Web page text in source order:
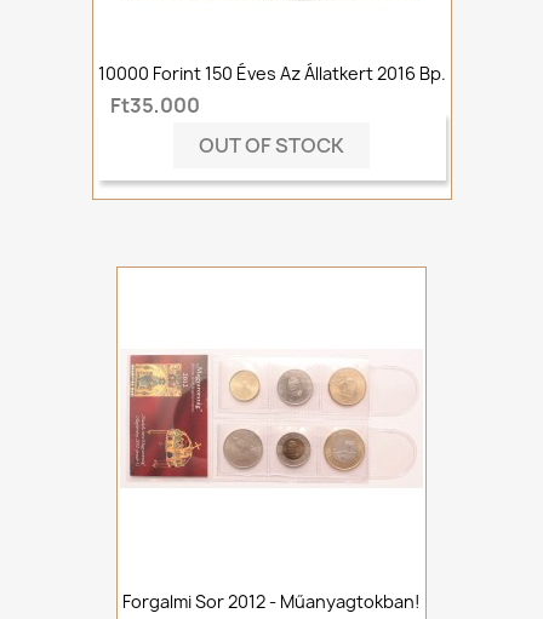
10000 Forint 150 Éves Az Állatkert 2016 Bp.
Ft35,000
OUT OF STOCK
Forgalmi Sor 2012 - Műanyagtokban!